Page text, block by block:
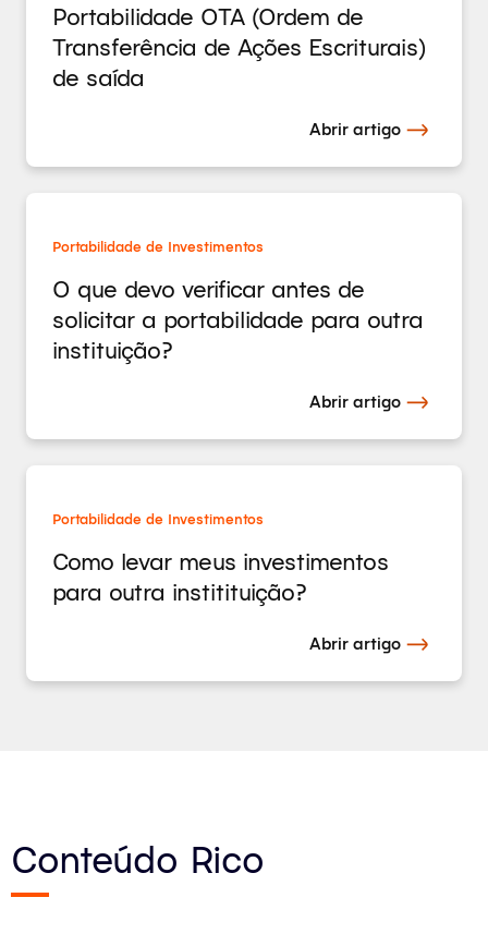
Portabilidade OTA (Ordem de
Transferência de Ações Escriturais)
de saída
Abrir artigo
Portabilidade de Investimentos
O que devo verificar antes de
solicitar a portabilidade para outra
instituição?
Abrir artigo
Portabilidade de Investimentos
Como levar meus investimentos
para outra institituição?
Abrir artigo
Conteúdo Rico